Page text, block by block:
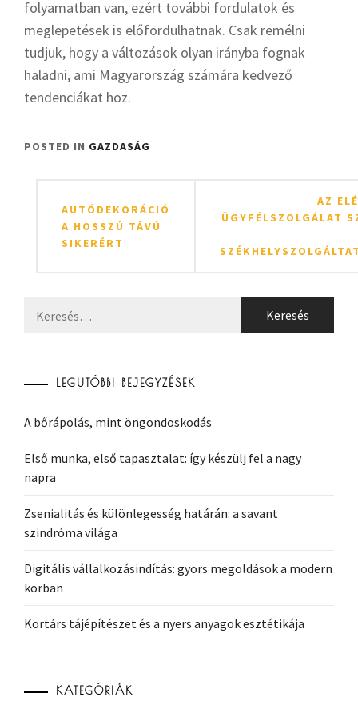
folyamatban van, ezért további fordulatok és
meglepetések is előfordulhatnak. Csak remélni
tudjuk, hogy a változások olyan irányba fognak
haladni, ami Magyarország számára kedvező
tendenciákat hoz.
POSTED IN GAZDASÁG
navigáció
AUTÓDEKORÁCIÓ
A HOSSZÚ TÁVÚ
SIKERÉRT
AZ
ÜGYFÉLSZOLGÁLAT
LEGUTÓBBI BEJEGYZÉSEK
A bőrápolás, mint öngondoskodás
Első munka, első tapasztalat: így készülj fel a nagy
napra
Zsenialitás és különlegesség határán: a savant
szindróma világa
Digitális vállalkozásindítás: gyors megoldások a modern
korban
Kortárs tájépítészet és a nyers anyagok esztétikája
KATEGÓRIÁK